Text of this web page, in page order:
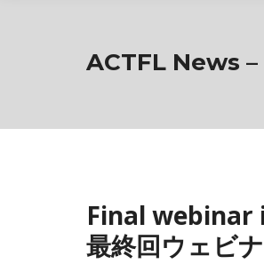
ACTFL News
Final webinar
最終回ウェビナ